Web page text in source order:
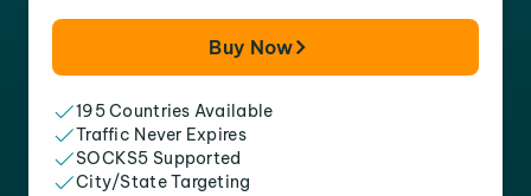
Buy Now
195 Countries Available
Traffic Never Expires
SOCKS5 Supported
City/State Targeting